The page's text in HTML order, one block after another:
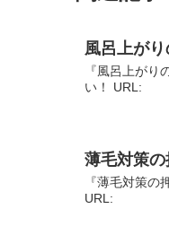
風呂上がり
『風呂上が
い！ URL:
薄毛対策の
『薄毛対策
URL: